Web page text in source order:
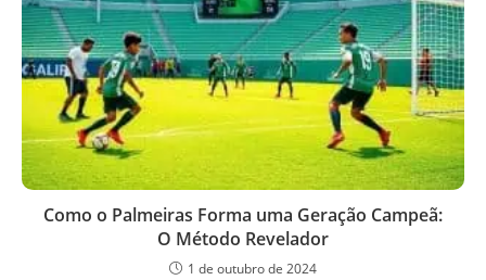
Como o Palmeiras Forma uma Geração Campeã:
O Método Revelador
1 de outubro de 2024